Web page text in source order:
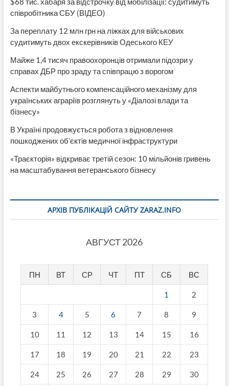
співробітника СБУ (ВІДЕО)
За переплату 12 млн грн на ліжках для військових
судитимуть двох екскерівників Одеського КЕУ
Майже 1,4 тисяч правоохоронців отримали підозри у
справах ДБР про зраду та співпрацю з ворогом
Аспекти майбутнього компенсаційного механізму для
українських аграріїв розглянуть у «Діалозі влади та
бізнесу»
В Україні продовжується робота з відновлення
пошкоджених об’єктів медичної інфраструктури
«Траєкторія» відкриває третій сезон: 10 мільйонів гривень
на масштабування ветеранського бізнесу
АРХІВ ПУБЛІКАЦІЙ САЙТУ ZARAZ.INFO
АВГУСТ 2026
ПН ВТ СР ЧТ ПТ СБ ВС
1 2
3 4 5 6 7 8 9
10 11 12 13 14 15 16
17 18 19 20 21 22 23
24 25 26 27 28 29 30